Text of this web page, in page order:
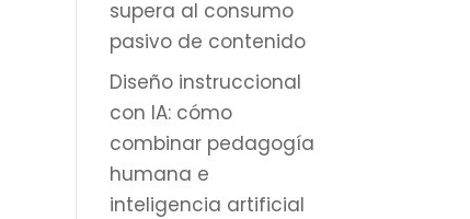
supera al consumo
pasivo de contenido
Diseño instruccional
con IA: cómo
combinar pedagogía
humana e
inteligencia artificial